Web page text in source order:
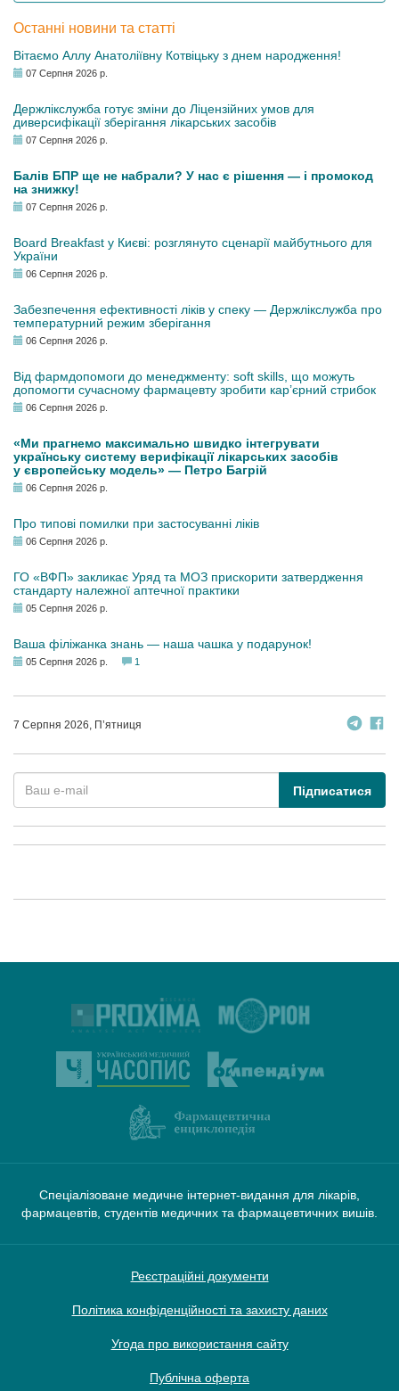
Останні новини та статті
Вітаємо Аллу Анатоліївну Котвіцьку з днем народження!
07 Серпня 2026 р.
Держлікслужба готує зміни до Ліцензійних умов для
диверсифікації зберігання лікарських засобів
07 Серпня 2026 р.
Балів БПР ще не набрали? У нас є рішення — і промокод
на знижку!
07 Серпня 2026 р.
Board Breakfast у Києві: розглянуто сценарії майбутнього для
України
06 Серпня 2026 р.
Забезпечення ефективності ліків у спеку — Держлікслужба про
температурний режим зберігання
06 Серпня 2026 р.
Від фармдопомоги до менеджменту: soft skills, що можуть
допомогти сучасному фармацевту зробити кар’єрний стрибок
06 Серпня 2026 р.
«Ми прагнемо максимально швидко інтегрувати
українську систему верифікації лікарських засобів
у європейську модель» — Петро Багрій
06 Серпня 2026 р.
Про типові помилки при застосуванні ліків
06 Серпня 2026 р.
ГО «ВФП» закликає Уряд та МОЗ прискорити затвердження
стандарту належної аптечної практики
05 Серпня 2026 р.
Ваша філіжанка знань — наша чашка у подарунок!
05 Серпня 2026 р. 1
7 Серпня 2026, П’ятниця
Підписатися
Спеціалізоване медичне інтернет-видання для лікарів,
фармацевтів, студентів медичних та фармацевтичних вишів.
Реєстраційні документи
Політика конфіденційності та захисту даних
Угода про використання сайту
Публічна оферта